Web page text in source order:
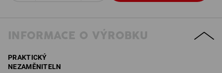
INFORMACE O VÝROBKU
PRAKTICKÝ
NEZAMĚNITELN